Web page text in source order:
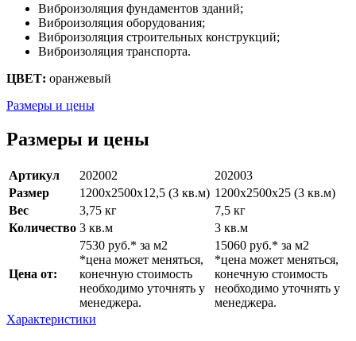
Виброизоляция фундаментов зданий;
Виброизоляция оборудования;
Виброизоляция строительных конструкций;
Виброизоляция транспорта.
ЦВЕТ: оранжевый
Размеры и цены
Размеры и цены
Артикул 202002
202003
Размер
1200х2500х12,5 (3 кв.м) 1200х2500х25 (3 кв.м)
Вес
3,75 кг
7,5 кг
Количество 3 кв.м 3 кв.м
Цена от:
7530 руб.* за м2
*цена может меняться,
конечную стоимость
необходимо уточнять у
менеджера.
15060 руб.* за м2
*цена может меняться,
конечную стоимость
необходимо уточнять у
менеджера.
Характеристики